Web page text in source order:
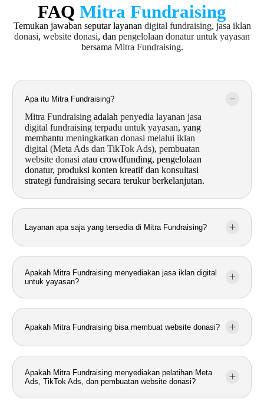
FAQ Mitra Fundraising
Temukan jawaban seputar layanan digital fundraising, jasa iklan
donasi, website donasi, dan pengelolaan donatur untuk yayasan
bersama Mitra Fundraising.
Apa itu Mitra Fundraising?
Mitra Fundraising adalahpenyedia layanan jasa
digital fundraising terpadu untuk yayasan, yang
membantumeningkatkan donasi melalui iklan
digital (Meta Ads dan TikTok Ads),pembuatan
website donasi atau crowdfunding, pengelolaan
donatur, produksi konten kreatif dan konsultasi
strategi fundraising secara terukur berkelanjutan.
Layanan apa saja yang tersedia di Mitra Fundraising?
Apakah Mitra Fundraising menyediakan jasa iklan digital
untuk yayasan?
Apakah Mitra Fundraising bisa membuat website donasi?
Apakah Mitra Fundraising menyediakan pelatihan Meta
Ads, TikTok Ads, dan pembuatan website donasi?